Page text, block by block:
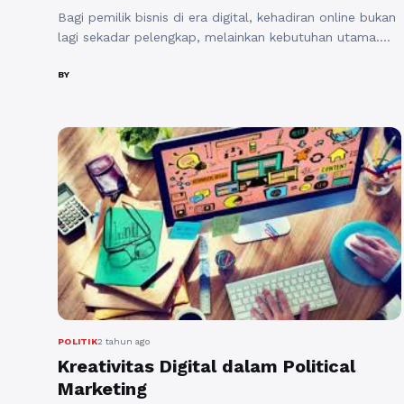
Visibilitas Bisnis Lokal
Bagi pemilik bisnis di era digital, kehadiran online bukan
lagi sekadar pelengkap, melainkan kebutuhan utama.
bisnis Anda kepada calon pelanggan adalah melalui
memungkinkan pelaku usaha menampilkan informasi
bisnis mereka di hasil pencarian Google ...Baca
Selengkapnya
BY
POLITIK2 tahun ago
Kreativitas Digital dalam Political
Marketing